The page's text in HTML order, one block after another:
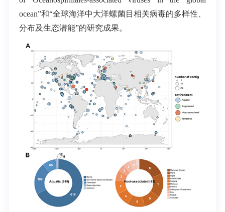
ocean”和“全球海洋中大洋螺菌目相关病毒的多样性、
分布及生态潜能”的研究成果。